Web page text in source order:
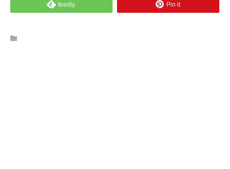
feedly Pin it